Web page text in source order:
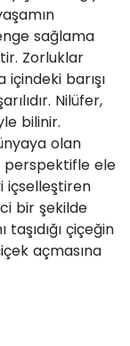
sağlama
Zorluklar
içindeki barışı
Nilüfer,
bilinir.
olan
perspektifle ele
içselleştiren
bir şekilde
taşıdığı çiçeğin
açmasına